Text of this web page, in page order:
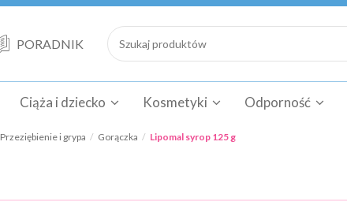
PORADNIK
Ciąża i dziecko Kosmetyki Odporność
Przeziębienie i grypa Gorączka Lipomal syrop 125 g